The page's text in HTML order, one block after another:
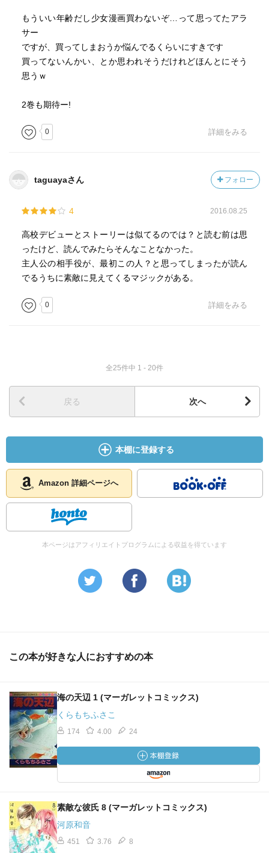
もういい年齢だし少女漫画買わないぞ…って思ってたアラ
サー
ですが、買ってしまおうか悩んでるくらいにすきです
買ってないんかい、とか思われそうだけれどほんとにそう
思うｗ
2巻も期待ー!
0 詳細をみる
taguayaさん フォロー
4 2016.08.25
高校デビューとストーリーは似てるのでは？と読む前は思
ったけど、読んでみたらそんなことなかった。
主人公の相手役が、最初この人？と思ってしまったが読ん
でるうちに素敵に見えてくるマジックがある。
0 詳細をみる
全25件中 1 - 20件
戻る 次へ
本棚に登録する
Amazon 詳細ページへ
本ページはアフィリエイトプログラムによる収益を得ています
この本が好きな人におすすめの本
海の天辺 1 (マーガレットコミックス)
くらもちふさこ
174 4.00 24
素敵な彼氏 8 (マーガレットコミックス)
河原和音
451 3.76 8